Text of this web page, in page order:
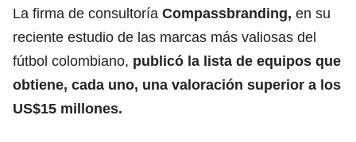
La firma de consultoría Compassbranding, en su
reciente estudio de las marcas más valiosas del
fútbol colombiano, publicó la lista de equipos que
obtiene, cada uno, una valoración superior a los
US$15 millones.